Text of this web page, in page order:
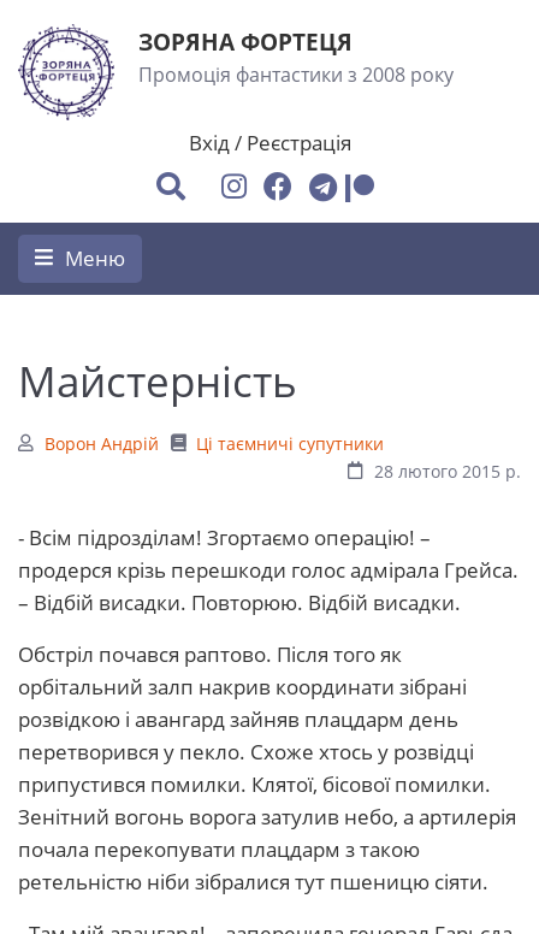
ЗОРЯНА ФОРТЕЦЯ
Промоція фантастики з 2008 року
Вхід/ Реєстрація
Меню
Майстерність
Ворон Андрій
Ці таємничі супутники
28 лютого 2015 р.
- Всім підрозділам! Згортаємо операцію! –
продерся крізь перешкоди голос адмірала Грейса.
– Відбій висадки. Повторюю. Відбій висадки.
Обстріл почався раптово. Після того як
орбітальний залп накрив координати зібрані
розвідкою і авангард зайняв плацдарм день
перетворився у пекло. Схоже хтось у розвідці
припустився помилки. Клятої, бісової помилки.
Зенітний вогонь ворога затулив небо, а артилерія
почала перекопувати плацдарм з такою
ретельністю ніби зібралися тут пшеницю сіяти.